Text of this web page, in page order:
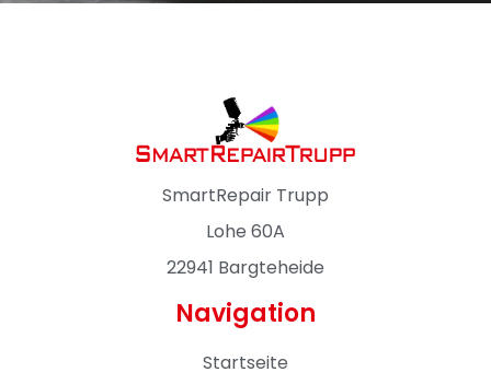
SmartRepair Trupp
Lohe 60A
22941 Bargteheide
Navigation
Startseite